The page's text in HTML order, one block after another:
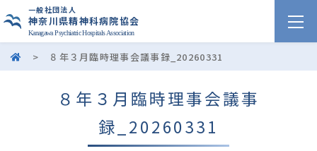
一般社団法人
神奈川県精神科病院協会
Kanagawa Psychiatric Hospitals Association
> ８年３月臨時理事会議事録_20260331
８年３月臨時理事会議事
録_20260331